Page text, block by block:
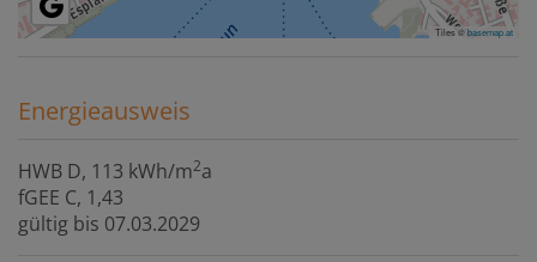
Tiles ©basemap.at
Energieausweis
HWB D, 113 kWh/m2a
fGEE C, 1,43
gültig bis 07.03.2029